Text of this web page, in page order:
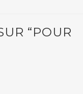
“POUR